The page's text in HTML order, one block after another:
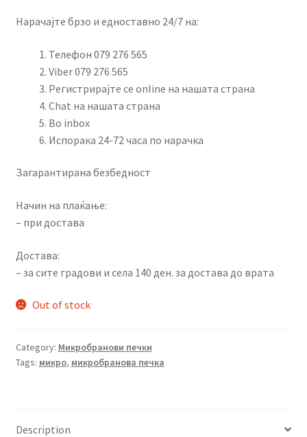
was:
4,999.00 ден.
is:
Нарачајте брзо и едноставно 24/7 на:
Телефон 079 276 565
Viber 079 276 565
Регистрирајте се online на нашата страна
Chat на нашата страна
Во inbox
Испорака 24-72 часа по нарачка
Загарантирана безбедност
Начин на плаќање:
– при достава
Достава:
– за сите градови и села 140 ден. за достава до врата
Out of stock
Category: Микробранови печки
Tags: микро, микробранова печка
Description